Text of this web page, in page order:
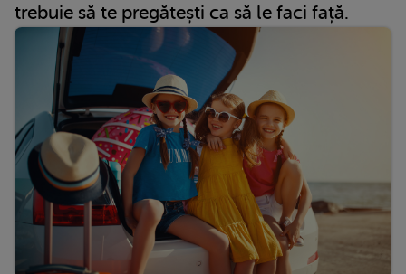
trebuie să te pregătești ca să le faci față.